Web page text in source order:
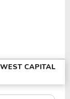
CAPITAL